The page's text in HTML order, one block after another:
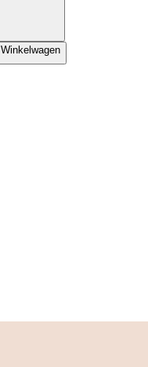
Winkelwagen